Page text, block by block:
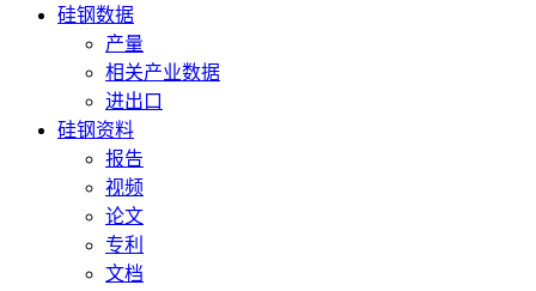
硅钢数据
产量
相关产业数据
进出口
硅钢资料
报告
视频
论文
专利
文档